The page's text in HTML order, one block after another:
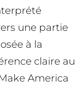
une partie
à la
claire au
America